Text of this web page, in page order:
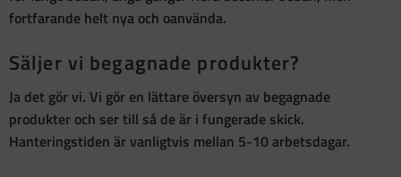
fortfarande helt nya och oanvända.
Säljer vi begagnade produkter?
Ja det gör vi. Vi gör en lättare översyn av begagnade
produkter och ser till så de är i fungerade skick.
Hanteringstiden är vanligtvis mellan 5-10 arbetsdagar.